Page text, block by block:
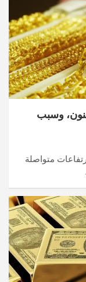
وسبب
تلاحظ ارتفاعات متواصلة